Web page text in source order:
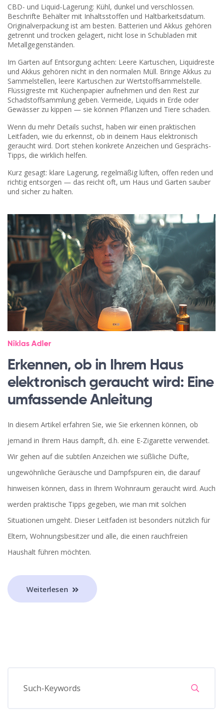
CBD- und Liquid-Lagerung: Kühl, dunkel und verschlossen.
Beschrifte Behälter mit Inhaltsstoffen und Haltbarkeitsdatum.
Originalverpackung ist am besten. Batterien und Akkus gehören
getrennt und trocken gelagert, nicht lose in Schubladen mit
Metallgegenständen.
Im Garten auf Entsorgung achten: Leere Kartuschen, Liquidreste
und Akkus gehören nicht in den normalen Müll. Bringe Akkus zu
Sammelstellen, leere Kartuschen zur Wertstoffsammelstelle.
Flüssigreste mit Küchenpapier aufnehmen und den Rest zur
Schadstoffsammlung geben. Vermeide, Liquids in Erde oder
Gewässer zu kippen — sie können Pflanzen und Tiere schaden.
Wenn du mehr Details suchst, haben wir einen praktischen
Leitfaden, wie du erkennst, ob in deinem Haus elektronisch
geraucht wird. Dort stehen konkrete Anzeichen und Gesprächs-
Tipps, die wirklich helfen.
Kurz gesagt: klare Lagerung, regelmäßig lüften, offen reden und
richtig entsorgen — das reicht oft, um Haus und Garten sauber
und sicher zu halten.
Niklas Adler
Erkennen, ob in Ihrem Haus
elektronisch geraucht wird: Eine
umfassende Anleitung
In diesem Artikel erfahren Sie, wie Sie erkennen können, ob
jemand in Ihrem Haus dampft, d.h. eine E-Zigarette verwendet.
Wir gehen auf die subtilen Anzeichen wie süßliche Düfte,
ungewöhnliche Geräusche und Dampfspuren ein, die darauf
hinweisen können, dass in Ihrem Wohnraum geraucht wird. Auch
werden praktische Tipps gegeben, wie man mit solchen
Situationen umgeht. Dieser Leitfaden ist besonders nützlich für
Eltern, Wohnungsbesitzer und alle, die einen rauchfreien
Haushalt führen möchten.
Weiterlesen